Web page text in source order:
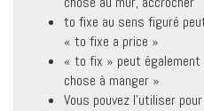
to fixe au sens figuré
« to fixe a price »
« to fix » peut également
chose à manger »
Vous pouvez l’utiliser